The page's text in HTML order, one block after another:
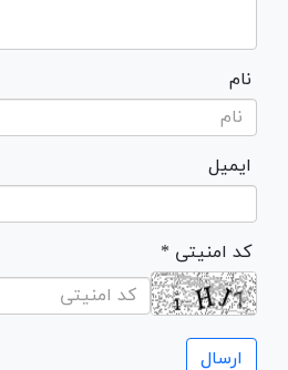
نام
ایمیل
* کد امنیتی